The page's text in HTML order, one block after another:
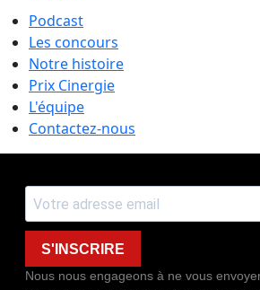
Podcast
Les concours
Notre histoire
Prix Cinergie
L'équipe
Contactez-nous
S'INSCRIRE
Nous nous engageons à ne vous